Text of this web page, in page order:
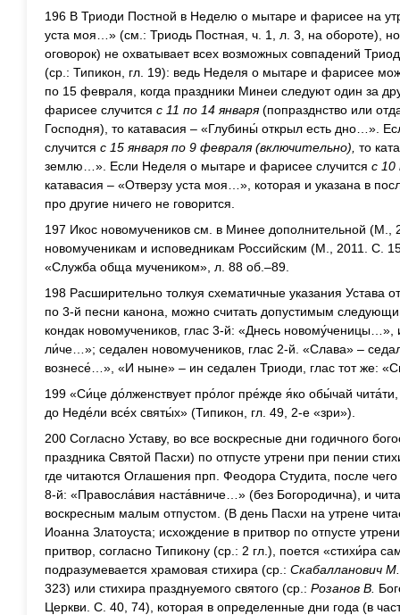
196 В Триоди Постной в Неделю о мытаре и фарисее на
уста моя…» (см.: Триодь Постная, ч. 1, л. 3, на обороте), но
оговорок) не охватывает всех возможных совпадений
(ср.: Типикон, гл. 19): ведь Неделя о мытаре и фарисее
по 15 февраля, когда праздники Минеи следуют один за
фарисее случится с 11 по 14 января(попразднство или
Господня), то катавасия – «Глубины́ открыл есть дно…».
случится с 15 января по 9 февраля (включительно), то
землю…». Если Неделя о мытаре и фарисее случится с 10
катавасия – «Отверзу уста моя…», которая и указана в
про другие ничего не говорится.
197 Икос новомучеников см. в Минее дополнительной
новомученикам и исповедникам Российским (М., 2011. С.
«Служба обща мучеником», л. 88 об.–89.
198 Расширительно толкуя схематичные указания Устава
по 3-й песни канона, можно считать допустимым
кондак новомучеников, глас 3-й: «Днесь новому́ченицы…»,
ли́че…»; седален новомучеников, глас 2-й. «Слава» –
вознесе́…», «И ныне» – ин седален Триоди, глас тот же:
199 «Си́це до́лженствует про́лог пре́жде я́ко обы́чай
до Неде́ли все́х святы́х» (Типикон, гл. 49, 2-е «зри»).
200 Согласно Уставу, во все воскресные дни годичного
праздника Святой Пасхи) по отпусте утрени при пении
где читаются Оглашения прп. Феодора Студита, после
8-й: «Правосла́вия наста́вниче…» (без Богородична), и
воскресным малым отпустом. (В день Пасхи на утрене
Иоанна Златоуста; исхождение в притвор по отпусте
притвор, согласно Типикону (ср.: 2 гл.), поется «стихи́ра
подразумевается храмовая стихира (ср.: Скабалланович М.
323) или стихира празднуемого святого (ср.: Розанов В.
Церкви. С. 40, 74), которая в определенные дни года (в